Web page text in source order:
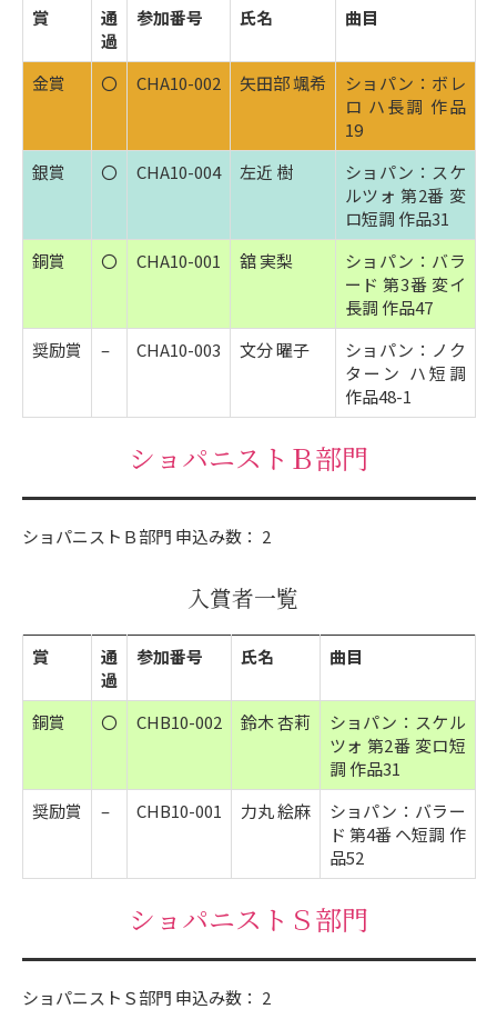
賞
通
過
参加番号 氏名 曲目
金賞 〇 CHA10-002 矢田部 颯希
ショパン：ボレ
ロ ハ長調 作品
19
銀賞
〇 CHA10-004 左近 樹
ショパン：スケ
ルツォ 第2番 変
ロ短調 作品31
銅賞
〇 CHA10-001 舘 実梨
ショパン：バラ
ード 第3番 変イ
長調 作品47
奨励賞
– CHA10-003 文分 曜子
ショパン：ノク
ターン ハ短調
作品48-1
ショパニストＢ部門
ショパニストＢ部門 申込み数： 2
入賞者一覧
賞
通
過
参加番号 氏名 曲目
銅賞 〇 CHB10-002 鈴木 杏莉
ショパン：スケル
ツォ 第2番 変ロ短
調 作品31
奨励賞
– CHB10-001 力丸 絵麻
ショパン：バラー
ド 第4番 ヘ短調 作
品52
ショパニストＳ部門
ショパニストＳ部門 申込み数： 2